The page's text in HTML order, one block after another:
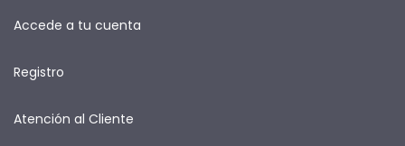
Accede a tu cuenta
Registro
Atención al Cliente